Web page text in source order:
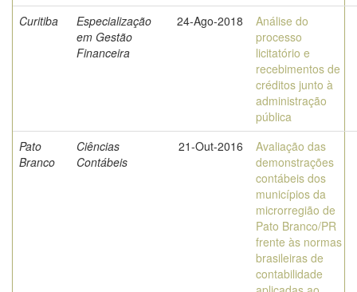
Curitiba
Especialização
em Gestão
Financeira
24-Ago-2018
Análise do
processo
licitatório e
recebimentos de
créditos junto à
administração
pública
Pato
Branco
Ciências
Contábeis
21-Out-2016
Avaliação das
demonstrações
contábeis dos
municípios da
microrregião de
Pato Branco/PR
frente às normas
brasileiras de
contabilidade